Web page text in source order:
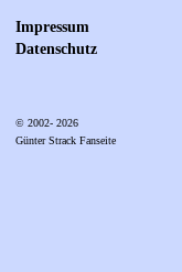
Impressum
Datenschutz
© 2002- 2026
Günter Strack Fanseite